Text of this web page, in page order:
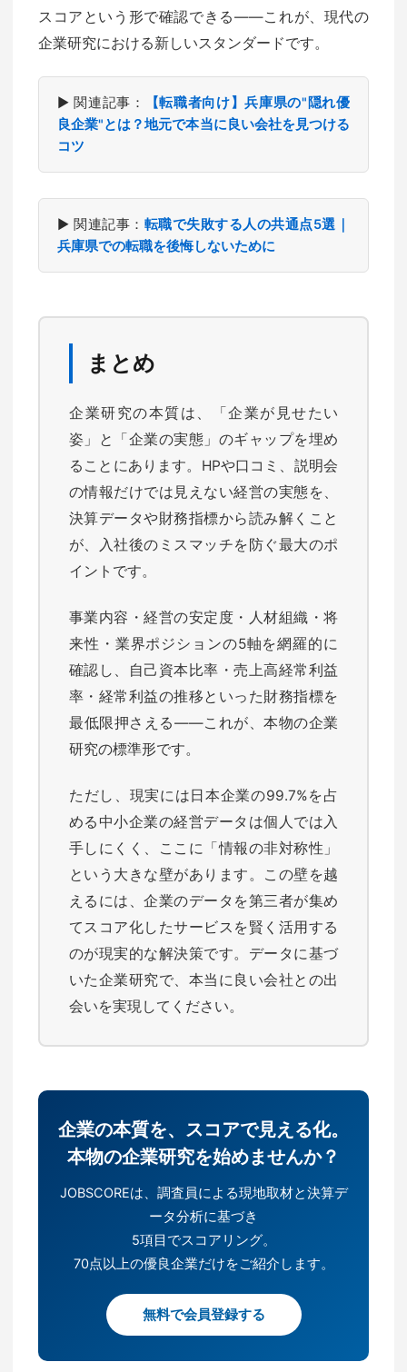
スコアという形で確認できる——これが、現代の
企業研究における新しいスタンダードです。
▶ 関連記事：
【転職者向け】兵庫県の"隠れ優
良企業"とは？地元で本当に良い会社を見つける
コツ
▶ 関連記事： 転職で失敗する人の共通点5選｜
兵庫県での転職を後悔しないために
まとめ
企業研究の本質は、「企業が見せたい
姿」と「企業の実態」のギャップを埋め
ることにあります。HPや口コミ、説明会
の情報だけでは見えない経営の実態を、
決算データや財務指標から読み解くこと
が、入社後のミスマッチを防ぐ最大のポ
イントです。
事業内容・経営の安定度・人材組織・将
来性・業界ポジションの5軸を網羅的に
確認し、自己資本比率・売上高経常利益
率・経常利益の推移といった財務指標を
最低限押さえる——これが、本物の企業
研究の標準形です。
ただし、現実には日本企業の99.7%を占
める中小企業の経営データは個人では入
手しにくく、ここに「情報の非対称性」
という大きな壁があります。この壁を越
えるには、企業のデータを第三者が集め
てスコア化したサービスを賢く活用する
のが現実的な解決策です。データに基づ
いた企業研究で、本当に良い会社との出
会いを実現してください。
企業の本質を、スコアで見える化。
本物の企業研究を始めませんか？
JOBSCOREは、調査員による現地取材と決算デ
ータ分析に基づき
5項目でスコアリング。
70点以上の優良企業だけをご紹介します。
無料で会員登録する